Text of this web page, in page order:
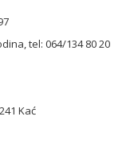
tel: 064/134 80 20
Kać